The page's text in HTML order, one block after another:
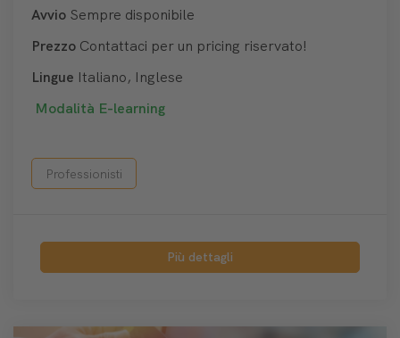
Avvio Sempre disponibile
Prezzo Contattaci per un pricing riservato!
Lingue Italiano, Inglese
Modalità E-learning
Professionisti
Più dettagli